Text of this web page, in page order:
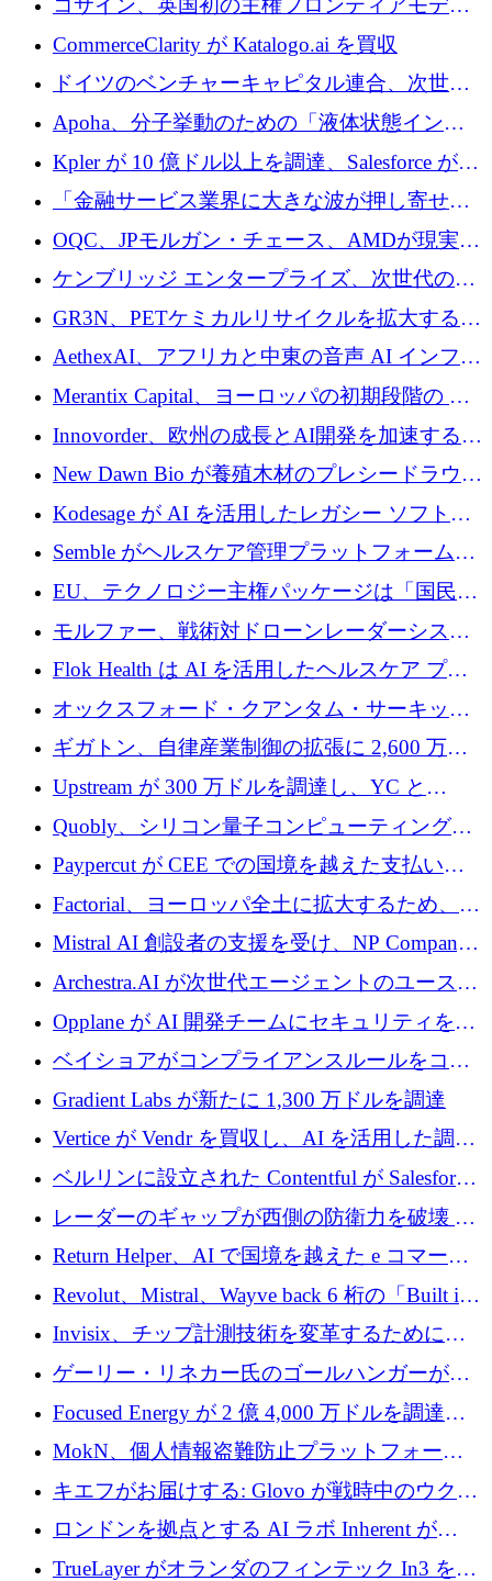
コサイン、英国初の主権フロンティアモデル
で業界の支援を確保
CommerceClarity が Katalogo.ai を買収
ドイツのベンチャーキャピタル連合、次世代
スタートアップの成長に向けて機関投資家へ
の資本シフトを呼びかけ
Apoha、分子挙動のための「液体状態インテ
リジェンス」を構築するために3,600万ドルを
かけてステルス状態から出現
Kpler が 10 億ドル以上を調達、Salesforce が
Contentful を買収、Built in Europe キャンペー
ンを開始
「金融サービス業界に大きな波が押し寄せて
いる」と「欧州初のAIネイティブ銀行」のボ
スが語る
OQC、JPモルガン・チェース、AMDが現実世
界のフィンテック・アプリケーションを探索
するためにQuantum-AIデータセンターを立ち
上げ
ケンブリッジ エンタープライズ、次世代のデ
ィープテック創設者向けにロンドンの出発点
を構築
GR3N、PETケミカルリサイクルを拡大するた
めにシリーズBで1,550万ユーロを調達
AethexAI、アフリカと中東の音声 AI インフラ
ストラクチャを構築するために 300 万ドルを
Merantix Capital、ヨーロッパの初期段階の AI
スタートアップ向けに 1 億 300 万ユーロのフ
ァンドを立ち上げる
Innovorder、欧州の成長とAI開発を加速するた
めに2,000万ユーロを確保
New Dawn Bio が養殖木材のプレシードラウン
ドで 210 万ユーロを調達
Kodesage が AI を活用したレガシー ソフトウ
ェアの最新化のために 660 万ドルを調達
Semble がヘルスケア管理プラットフォームを
拡大するためにシリーズ C で 3,000 万ポンド
を調達
EU、テクノロジー主権パッケージは「国民の
保護」に関するものだと発言
モルファー、戦術対ドローンレーダーシステ
ムを最前線に近づけるために150万ユーロを調
Flok Health は AI を活用したヘルスケア プラ
ットフォームの成長に 1,250 万ドルを投資
オックスフォード・クアンタム・サーキット
が「成人向け」2億6,000万ポンドの資金調達
ラウンドを獲得
ギガトン、自律産業制御の拡張に 2,600 万ド
ルを調達
Upstream が 300 万ドルを調達し、YC と
Xavier Niel が支援する共同 AI 受信箱を立ち上
げる
Quobly、シリコン量子コンピューティングの
商用化のためにシリーズ A で 1 億 1,500 万ユ
ーロを調達
Paypercut が CEE での国境を越えた支払いを
拡大するために 500 万ユーロを確保
Factorial、ヨーロッパ全土に拡大するため、25
億ドルの評価額で1億5,000万ドルのシリーズD
Mistral AI 創設者の支援を受け、NP Company
がエンジニアリング向け AI を推進するために
600 万ユーロのプレシードを確保
Archestra.AI が次世代エージェントのユースケ
ースを実現するために 1,000 万ドルを調達
Opplane が AI 開発チームにセキュリティをも
たらすために 450 万ユーロを調達
ベイショアがコンプライアンスルールをコー
ド化するために800万ドルを調達
Gradient Labs が新たに 1,300 万ドルを調達
Vertice が Vendr を買収し、AI を活用した調達
インテリジェンス プラットフォームを構築
ベルリンに設立された Contentful が Salesforce
に買収される
レーダーのギャップが西側の防衛力を破壊 —
そしてベルリンのチップスタートアップがそ
れを埋める
Return Helper、AI で国境を越えた e コマース
の返品を利益に変えるシリーズ A で 400 万ド
ルを調達
Revolut、Mistral、Wayve back 6 桁の「Built in
Europe」キャンペーン
Invisix、チップ計測技術を変革するために
2,000 万ユーロのシードラウンドを完了
ゲーリー・リネカー氏のゴールハンガーがVC
事業を開始
Focused Energy が 2 億 4,000 万ドルを調達、
TrueLayer が In3 を買収、ロンドンが首位の座
を奪還
MokN、個人情報盗難防止プラットフォーム
の成長のためにシリーズ A で 1,500 万ドルを
調達
キエフがお届けする: Glovo が戦時中のウクラ
イナで最も急速に成長する市場の 1 つをどの
ように拡大したか
ロンドンを拠点とする AI ラボ Inherent が
5,000 万ドルの資金調達でステルスから浮上
TrueLayer がオランダのフィンテック In3 を買